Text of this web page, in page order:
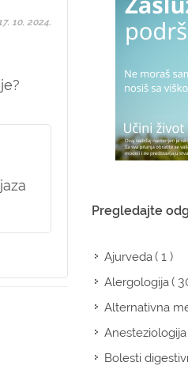
10. 2024.
Pregledajte
Ajurveda( 1 )
Alergologija(
Alternativna
Anesteziologija
Bolesti